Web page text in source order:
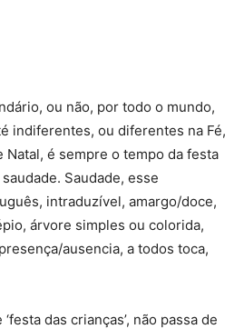
ou não, por todo o mundo,
indiferentes, ou diferentes na Fé,
Natal, é sempre o tempo da festa
Saudade, esse
intraduzível, amargo/doce,
árvore simples ou colorida,
ausencia, a todos toca,
das crianças’, não passa de